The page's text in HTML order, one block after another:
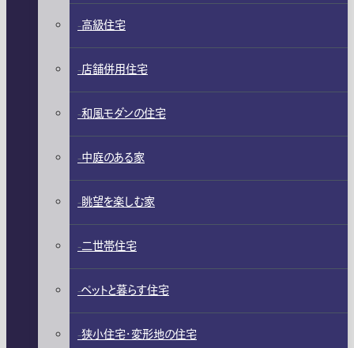
高級住宅
店舗併用住宅
和風モダンの住宅
中庭のある家
眺望を楽しむ家
二世帯住宅
ペットと暮らす住宅
狭小住宅・変形地の住宅